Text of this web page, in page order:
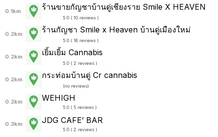
0.1km ร้านขายกัญชาบ้านดู่เชียงราย Smile X HEAVEN
5.0 ( 10 reviews )
0.2km ร้านกัญชา Smile x Heaven บ้านดู่เมืองใหม่
5.0 ( 16 reviews )
0.2km เยิ้มเยิ้ม Cannabis
5.0 ( 2 reviews )
0.2km กระท่อมบ้านดู่ Cr cannabis
(no reviews)
0.2km WEHIGH
5.0 ( 5 reviews )
0.3km JDG CAFE’ BAR
5.0 ( 2 reviews )